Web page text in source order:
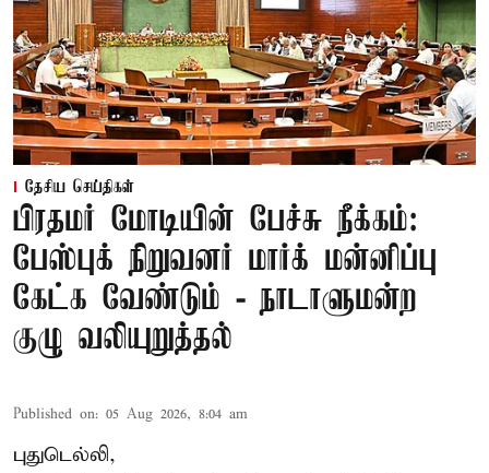
தேசிய செய்திகள்
பிரதமர் மோடியின் பேச்சு நீக்கம்:
பேஸ்புக் நிறுவனர் மார்க் மன்னிப்பு
கேட்க வேண்டும் - நாடாளுமன்ற
குழு வலியுறுத்தல்
Published on: 05 Aug 2026, 8:04 am
புதுடெல்லி,